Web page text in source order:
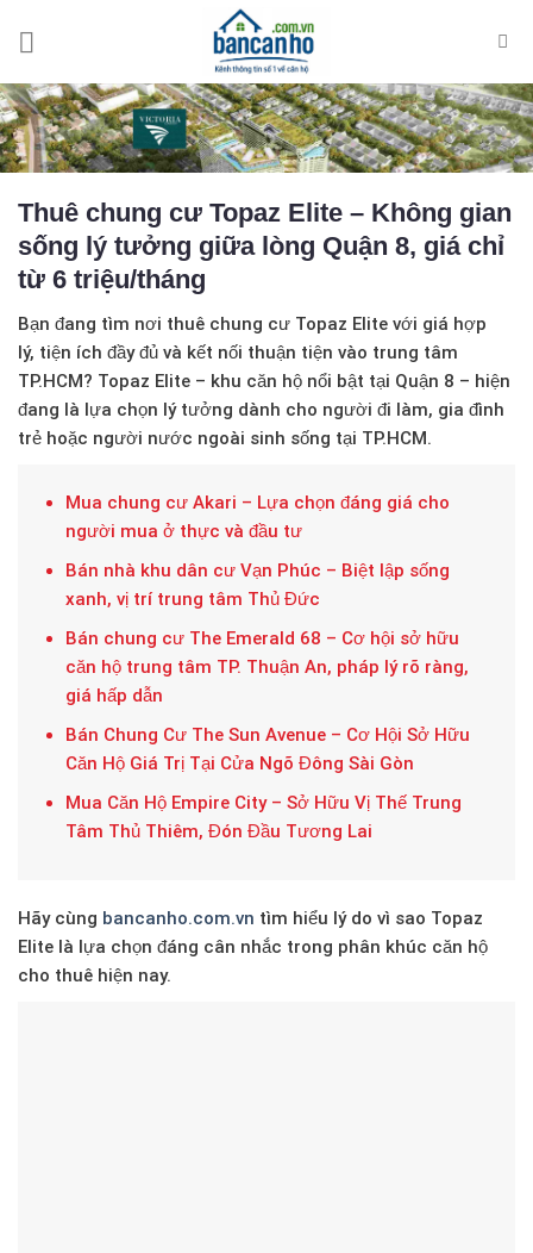
Thuê chung cư Topaz Elite – Không gian
sống lý tưởng giữa lòng Quận 8, giá chỉ
từ 6 triệu/tháng
Bạn đang tìm nơi thuê chung cư Topaz Elite với giá hợp
lý, tiện ích đầy đủ và kết nối thuận tiện vào trung tâm
TP.HCM? Topaz Elite – khu căn hộ nổi bật tại Quận 8 – hiện
đang là lựa chọn lý tưởng dành cho người đi làm, gia đình
trẻ hoặc người nước ngoài sinh sống tại TP.HCM.
Mua chung cư Akari – Lựa chọn đáng giá cho
người mua ở thực và đầu tư
Bán nhà khu dân cư Vạn Phúc – Biệt lập sống
xanh, vị trí trung tâm Thủ Đức
Bán chung cư The Emerald 68 – Cơ hội sở hữu
căn hộ trung tâm TP. Thuận An, pháp lý rõ ràng,
giá hấp dẫn
Bán Chung Cư The Sun Avenue – Cơ Hội Sở Hữu
Căn Hộ Giá Trị Tại Cửa Ngõ Đông Sài Gòn
Mua Căn Hộ Empire City – Sở Hữu Vị Thế Trung
Tâm Thủ Thiêm, Đón Đầu Tương Lai
Hãy cùng bancanho.com.vn tìm hiểu lý do vì sao Topaz
Elite là lựa chọn đáng cân nhắc trong phân khúc căn hộ
cho thuê hiện nay.